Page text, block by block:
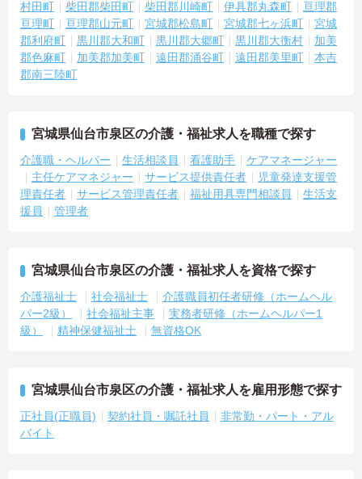
村田町 柴田郡柴田町 柴田郡川崎町 伊具郡丸森町
亘理郡
亘理町
亘理郡山元町 宮城郡松島町 宮城郡七ヶ浜町
宮城
郡利府町
黒川郡大和町 黒川郡大郷町 黒川郡大衡村
加美
郡色麻町
加美郡加美町 遠田郡涌谷町 遠田郡美里町
本吉
郡南三陸町
宮城県仙台市泉区の介護・福祉求人を職種で探す
介護職・ヘルパー 生活相談員 看護助手
ケアマネージャー
主任ケアマネジャー
サービス提供責任者
児童発達支援管
理責任者
サービス管理責任者 福祉用具専門相談員
生活支
援員
管理者
宮城県仙台市泉区の介護・福祉求人を資格で探す
介護福祉士 社会福祉士
介護職員初任者研修（ホームヘル
パー2級）
社会福祉主事
実務者研修（ホームヘルパー1
級）
精神保健福祉士 無資格OK
宮城県仙台市泉区の介護・福祉求人を雇用形態で探す
正社員(正職員) 契約社員・嘱託社員
非常勤・パート・アル
バイト